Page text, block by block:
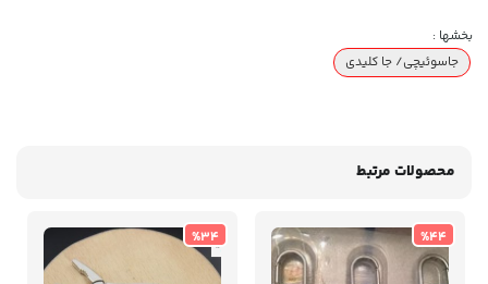
بخشها :
جاسوئیچی/ جا کلیدی
محصولات مرتبط
%44
%34